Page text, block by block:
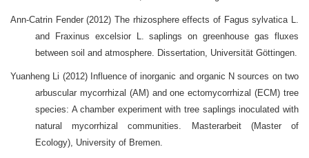
Ann-Catrin Fender (2012) The rhizosphere effects of Fagus sylvatica L.
and Fraxinus excelsior L. saplings on greenhouse gas fluxes
between soil and atmosphere. Dissertation, Universität Göttingen.
Yuanheng Li (2012) Influence of inorganic and organic N sources on two
arbuscular mycorrhizal (AM) and one ectomycorrhizal (ECM) tree
species: A chamber experiment with tree saplings inoculated with
natural mycorrhizal communities. Masterarbeit (Master of
Ecology), University of Bremen.